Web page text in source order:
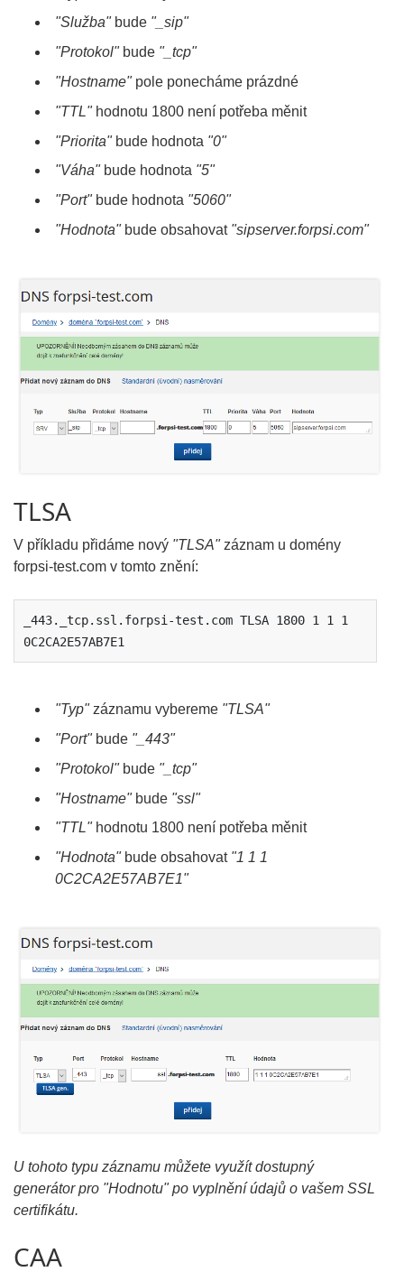
"Služba" bude "_sip"
"Protokol"bude "_tcp"
"Hostname"pole ponecháme prázdné
"TTL"hodnotu 1800 není potřeba měnit
"Priorita"bude hodnota "0"
"Váha" bude hodnota "5"
"Port"bude hodnota "5060"
"Hodnota"bude obsahovat "sipserver.forpsi.com"
TLSA
V příkladu přidáme nový "TLSA"záznam u domény
forpsi-test.com v tomto znění:
_443._tcp.ssl.forpsi-test.com TLSA 1800 1 1 1
0C2CA2E57AB7E1
"Typ"záznamu vybereme "TLSA"
"Port"bude "_443"
"Protokol"bude "_tcp"
"Hostname"bude "ssl"
"TTL"hodnotu 1800 není potřeba měnit
"Hodnota"bude obsahovat "1 1 1
0C2CA2E57AB7E1"
U tohoto typu záznamu můžete využít dostupný
generátor pro "Hodnotu" po vyplnění údajů o vašem SSL
certifikátu.
CAA